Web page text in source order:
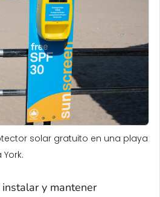
solar gratuito en una playa
y mantener